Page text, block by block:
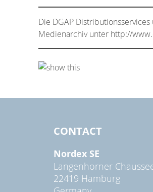
Die DGAP
Medienarchiv unter http://
CONTACT
Nordex SE
Langenhorner
22419 Hamburg